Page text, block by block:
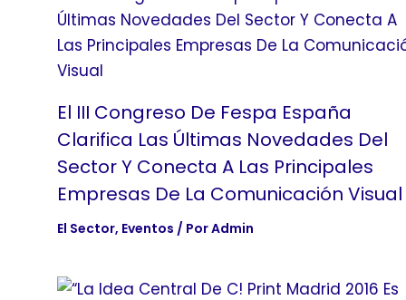
El III Congreso De Fespa España
Clarifica Las Últimas Novedades Del
Sector Y Conecta A Las Principales
Empresas De La Comunicación Visual
El Sector, Eventos / PorAdmin